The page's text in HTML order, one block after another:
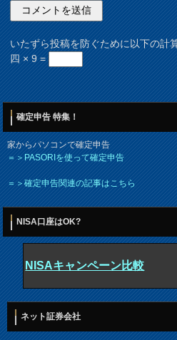
いたずら投稿を防ぐために以下の計
四 × 9 =
確定申告 特集！
家からパソコンで確定申告
＝＞PASORIを使って確定申告
＝＞確定申告関連の記事はこちら
NISA口座はOK?
NISAキャンペーン比較
ネット証券会社